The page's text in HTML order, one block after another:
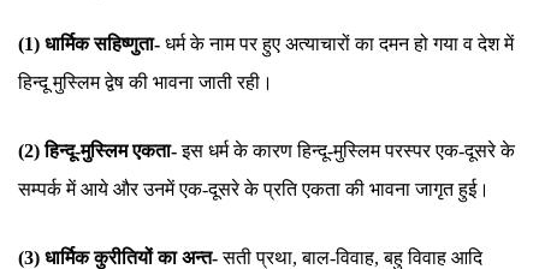
(1) धार्मिक सहिष्णुता- धर्म के नाम पर हुए अत्याचारों का दमन हो गया व देश में
हिन्दू मुस्लिम द्वेष की भावना जाती रही।
(2) हिन्दू-मुस्लिम एकता-इस धर्म के कारण हिन्दू-मुस्लिम परस्पर एक-दूसरे के
सम्पर्क में आये और उनमें एक-दूसरे के प्रति एकता की भावना जागृत हुई।
(3) धार्मिक कुरीतियों का अन्त-सती प्रथा, बाल-विवाह, बहु विवाह आदि